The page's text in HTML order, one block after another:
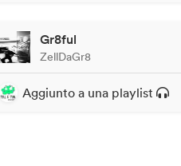
Gr8ful
ZellDaGr8
Aggiunto a una playlist